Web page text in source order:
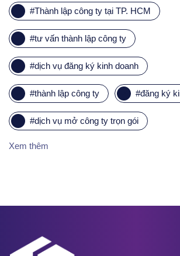
#Thành lập công ty tại TP. HCM
#tư vấn thành lập công ty
#dịch vụ đăng ký kinh doanh
#thành lập công ty #đăng ký
#dịch vụ mở công ty trọn gói
Xem thêm